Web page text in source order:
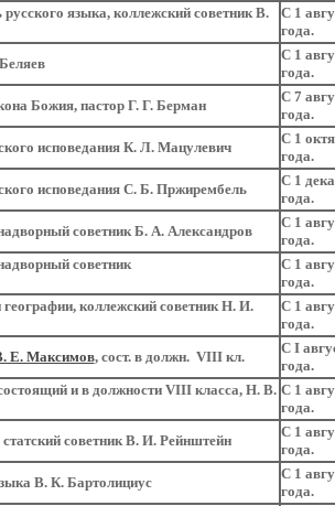
языка, коллежский советникВ.
С 1
года.
С 1
года.
Божия, пастор Г. Г. Берман
С 7
года.
исповедания К. Л. Мацулевич
С 1
года.
исповедания С. Б. Пржирембель
С 1
года.
советник Б. А. Александров
С 1
года.
советник
С 1
года.
географии, коллежский советник Н. И.
С 1
года.
Е. Максимов, сост. в должн. VIII кл.
С I
года.
и в должности VIII класса, Н. В. С 1
года.
советник В. И. Рейнштейн
С 1
года.
В. К. Бартолициус
С 1
года.